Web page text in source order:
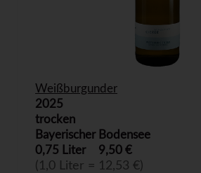
Weißburgunder
2025
trocken
Bayerischer Bodensee
0,75 Liter
9,50 €
(1,0 Liter = 12,53 €)